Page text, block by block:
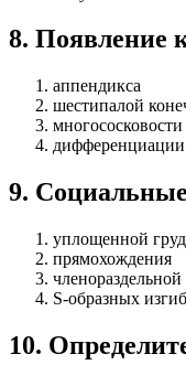
8. Появление
аппендикса
шестипалой
многососковости
дифференциации
9.
уплощенной
прямохождения
членораздельной
S-образных
10.